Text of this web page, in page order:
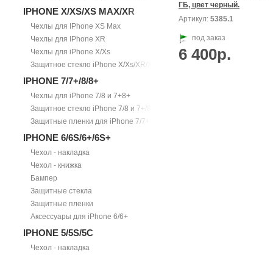
IPHONE X/XS/XS MAX/XR
Чехлы для IPhone XS Max
Чехлы для IPhone XR
Чехлы для iPhone X/Xs
Защитное стекло iPhone X/Xs/XR/Xs Max
IPHONE 7/7+/8/8+
Чехлы для iPhone 7/8 и 7+8+
Защитное стекло iPhone 7/8 и 7+/8+
Защитные пленки для iPhone 7/7+
IPHONE 6/6S/6+/6S+
Чехол - накладка
Чехол - книжка
Бампер
Защитные стекла
Защитные пленки
Аксессуары для iPhone 6/6+
IPHONE 5/5S/5С
Чехол - накладка
ГБ, цвет черный.
Артикул: 5385.1
под заказ
6 400р.